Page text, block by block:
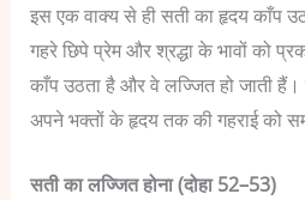
इस एक वाक्य से ही सती का हृदय काँप
गहरे छिपे प्रेम और श्रद्धा के भावों को
काँप उठता है और वे लज्जित हो जाती हैं।
अपने भक्तों के हृदय तक की गहराई को
सती का लज्जित होना (दोहा 52–53)